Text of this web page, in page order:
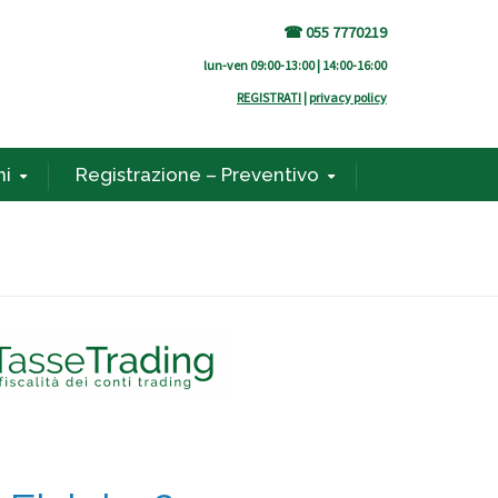
☎ 055 7770219
lun-ven 09:00-13:00 | 14:00-16:00
REGISTRATI | privacy policy
Registrazione – Preventivo